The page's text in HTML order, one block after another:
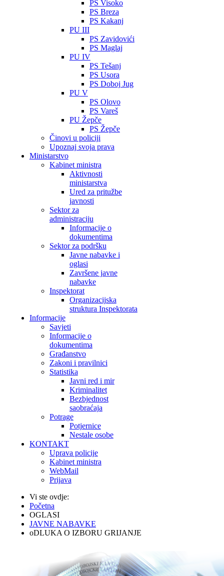
PS Visoko
PS Breza
PS Kakanj
PU III
PS Zavidovići
PS Maglaj
PU IV
PS Tešanj
PS Usora
PS Doboj Jug
PU V
PS Olovo
PS Vareš
PU Žepče
PS Žepče
Činovi u policiji
Upoznaj svoja prava
Ministarstvo
Kabinet ministra
Aktivnosti
ministarstva
Ured za pritužbe
javnosti
Sektor za
administraciju
Informacije o
dokumentima
Sektor za podršku
Javne nabavke i
oglasi
Završene javne
nabavke
Inspektorat
Organizacijska
struktura Inspektorata
Informacije
Savjeti
Informacije o
dokumentima
Građanstvo
Zakoni i pravilnici
Statistika
Javni red i mir
Kriminalitet
Bezbjednost
saobraćaja
Potrage
Potjernice
Nestale osobe
KONTAKT
Uprava policije
Kabinet ministra
WebMail
Prijava
Vi ste ovdje:
Početna
OGLASI
JAVNE NABAVKE
oDLUKA O IZBORU GRIJANJE